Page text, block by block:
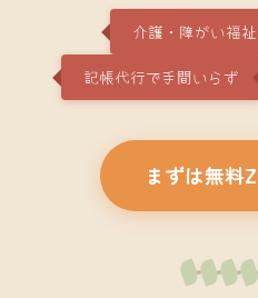
介護・障がい福
記帳代行で手間いらず
まずは無料